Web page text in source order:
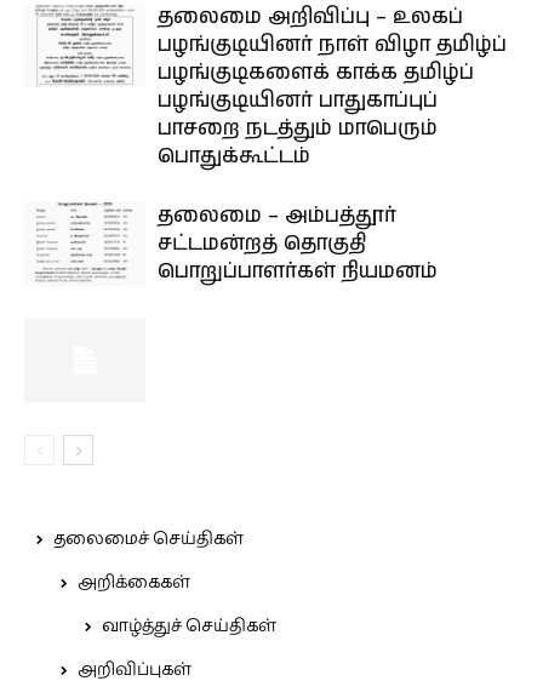
தலைமை அறிவிப்பு – உலகப்
பழங்குடியினர் நாள் விழா தமிழ்ப்
பழங்குடிகளைக் காக்க தமிழ்ப்
பழங்குடியினர் பாதுகாப்புப்
பாசறை நடத்தும் மாபெரும்
பொதுக்கூட்டம்
தலைமை – அம்பத்தூர்
சட்டமன்றத் தொகுதி
பொறுப்பாளர்கள் நியமனம்
தலைமைச் செய்திகள்
அறிக்கைகள்
வாழ்த்துச் செய்திகள்
அறிவிப்புகள்